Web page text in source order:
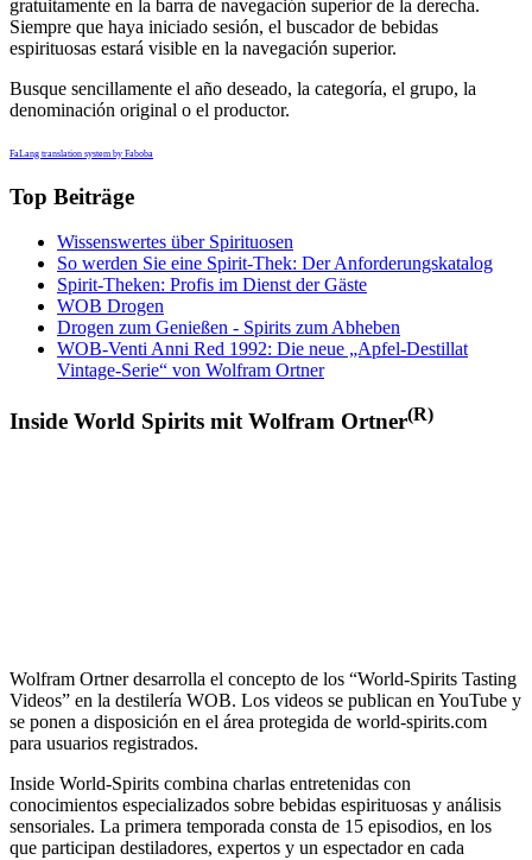
gratuitamente en la barra de navegación superior de la derecha.
Siempre que haya iniciado sesión, el buscador de bebidas
espirituosas estará visible en la navegación superior.
Busque sencillamente el año deseado, la categoría, el grupo, la
denominación original o el productor.
FaLang translation system by Faboba
Top Beiträge
Wissenswertes über Spirituosen
So werden Sie eine Spirit-Thek: Der Anforderungskatalog
Spirit-Theken: Profis im Dienst der Gäste
WOB Drogen
Drogen zum Genießen - Spirits zum Abheben
WOB-Venti Anni Red 1992: Die neue „Apfel-Destillat
Vintage-Serie“ von Wolfram Ortner
Inside World Spirits mit Wolfram Ortner(R)
Wolfram Ortner desarrolla el concepto de los “World-Spirits Tasting
Videos” en la destilería WOB. Los videos se publican en YouTube y
se ponen a disposición en el área protegida de world-spirits.com
para usuarios registrados.
Inside World-Spirits combina charlas entretenidas con
conocimientos especializados sobre bebidas espirituosas y análisis
sensoriales. La primera temporada consta de 15 episodios, en los
que participan destiladores, expertos y un espectador en cada